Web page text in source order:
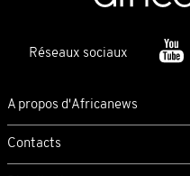
Réseaux sociaux
A propos d'Africanews
Contacts